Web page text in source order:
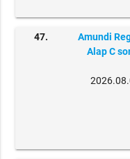
47.
Amundi
Alap C